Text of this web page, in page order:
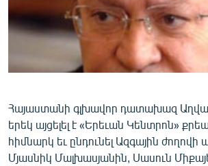
ՄՇԱԿՈՒՅԹ
ՄԵԿՆԱԲԱՆՈՒԹՅՈՒՆ
ԿՈՐՈՆԱՎԻՐՈՒՍ
ԱՐԽԻՎ
Հայաստանի գլխավոր դատախազ
երեկ այցելել է «Երեւան Կենտրոն»
հիմնարկ եւ ընդունել Ազգային
Մյասնիկ Մալխասյանին, Սասուն